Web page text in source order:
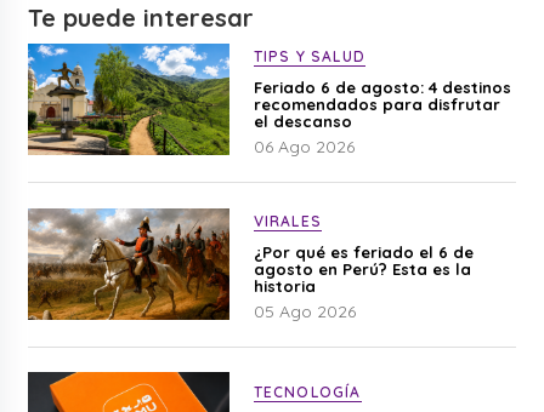
Te puede interesar
TIPS Y SALUD
Feriado 6 de agosto: 4 destinos
recomendados para disfrutar
el descanso
06 Ago 2026
VIRALES
¿Por qué es feriado el 6 de
agosto en Perú? Esta es la
historia
05 Ago 2026
TECNOLOGÍA